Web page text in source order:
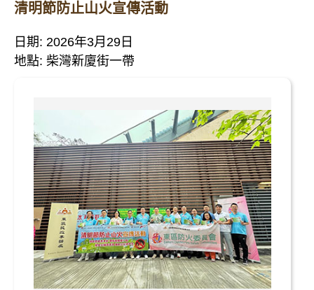
清明節防止山火宣傳活動
日期: 2026年3月29日
地點: 柴灣新廈街一帶